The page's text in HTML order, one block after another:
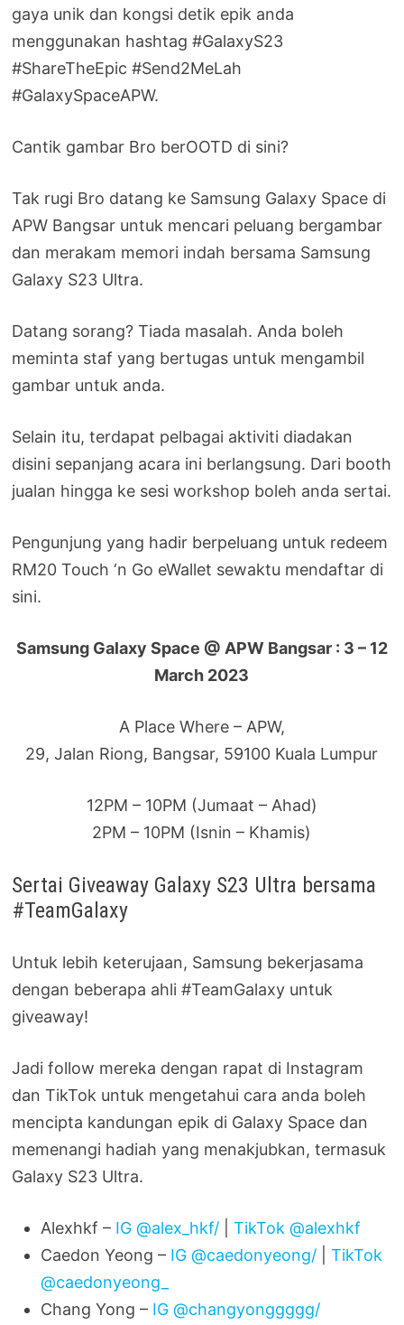
gaya unik dan kongsi detik epik anda
menggunakan hashtag #GalaxyS23
#ShareTheEpic #Send2MeLah
#GalaxySpaceAPW.
Cantik gambar Bro berOOTD di sini?
Tak rugi Bro datang ke Samsung Galaxy Space di
APW Bangsar untuk mencari peluang bergambar
dan merakam memori indah bersama Samsung
Galaxy S23 Ultra.
Datang sorang? Tiada masalah. Anda boleh
meminta staf yang bertugas untuk mengambil
gambar untuk anda.
Selain itu, terdapat pelbagai aktiviti diadakan
disini sepanjang acara ini berlangsung. Dari booth
jualan hingga ke sesi workshop boleh anda sertai.
Pengunjung yang hadir berpeluang untuk redeem
RM20 Touch ‘n Go eWallet sewaktu mendaftar di
sini.
Samsung Galaxy Space @ APW Bangsar : 3 – 12
March 2023
A Place Where – APW,
29, Jalan Riong, Bangsar, 59100 Kuala Lumpur
12PM – 10PM (Jumaat – Ahad)
2PM – 10PM (Isnin – Khamis)
Sertai Giveaway Galaxy S23 Ultra bersama
#TeamGalaxy
Untuk lebih keterujaan, Samsung bekerjasama
dengan beberapa ahli #TeamGalaxy untuk
giveaway!
Jadi follow mereka dengan rapat di Instagram
dan TikTok untuk mengetahui cara anda boleh
mencipta kandungan epik di Galaxy Space dan
memenangi hadiah yang menakjubkan, termasuk
Galaxy S23 Ultra.
Alexhkf – IG @alex_hkf/ |TikTok @alexhkf
Caedon Yeong – IG @caedonyeong/ |TikTok
@caedonyeong_
Chang Yong – IG @changyonggggg/